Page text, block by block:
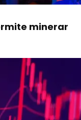
minerar